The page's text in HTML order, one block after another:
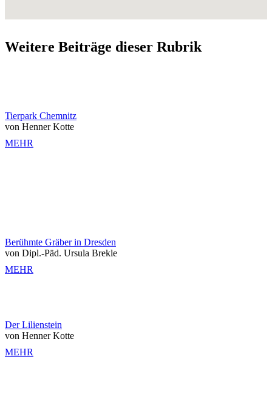
Weitere Beiträge dieser Rubrik
Tierpark Chemnitz
von Henner Kotte
MEHR
Berühmte Gräber in Dresden
von Dipl.-Päd. Ursula Brekle
MEHR
Der Lilienstein
von Henner Kotte
MEHR